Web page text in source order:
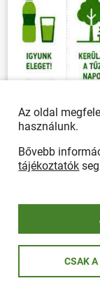
Az oldal
használunk.
Bővebb
tájékoztatók
CSAK